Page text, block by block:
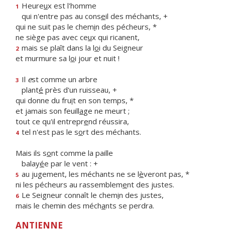
1 Heureux est l'homme
qui n'entre pas au conseil des méchants, +
qui ne suit pas le chemin des pécheurs, *
ne siège pas avec ceux qui ricanent,
2 mais se plaît dans la loi du Seigneur
et murmure sa loi jour et nuit !
3 Il est comme un arbre
planté près d'un ruisseau, +
qui donne du fruit en son temps, *
et jamais son feuillage ne meurt ;
tout ce qu'il entreprend réussira,
4 tel n'est pas le sort des méchants.
Mais ils sont comme la paille
balayée par le vent : +
5 au jugement, les méchants ne se lèveront pas, *
ni les pécheurs au rassemblement des justes.
6 Le Seigneur connaît le chemin des justes,
mais le chemin des méchants se perdra.
ANTIENNE